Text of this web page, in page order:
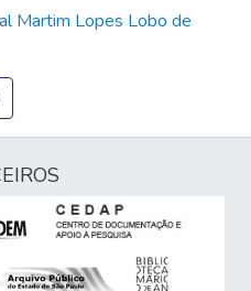
Martim Lopes Lobo de